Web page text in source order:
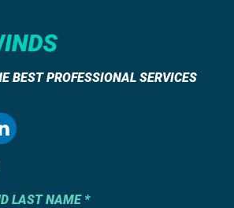
BEST PROFESSIONAL SERVICES
LAST NAME *